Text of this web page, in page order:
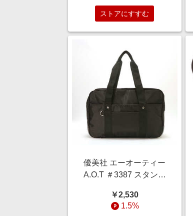
ストアにすすむ
優美社 エーオーティー
A.O.T ＃3387 スタンダ
BLACKxBLACK.クロ
AOT3387
￥2,530
1.5%